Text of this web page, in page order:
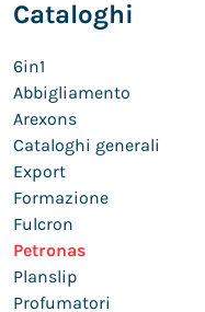
Cataloghi
6in1
Abbigliamento
Arexons
Cataloghi generali
Export
Formazione
Fulcron
Petronas
Planslip
Profumatori